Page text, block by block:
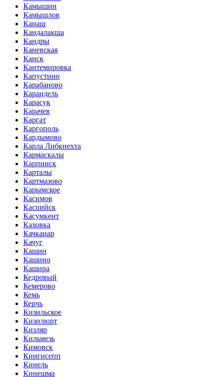
Камышин
Камышлов
Канаш
Кандалакша
Кандры
Каневская
Канск
Кантемировка
Капустино
Карабаново
Караидель
Карасук
Карачев
Каргат
Каргополь
Кардымово
Карла Либкнехта
Кармаскалы
Карпинск
Карталы
Картмазово
Карымское
Касимов
Каспийск
Касумкент
Каховка
Качканар
Качуг
Кашин
Кашино
Кашира
Кедровый
Кемерово
Кемь
Керчь
Кизильское
Кизилюрт
Кизляр
Кильмезь
Кимовск
Кингисепп
Кинель
Кинешма